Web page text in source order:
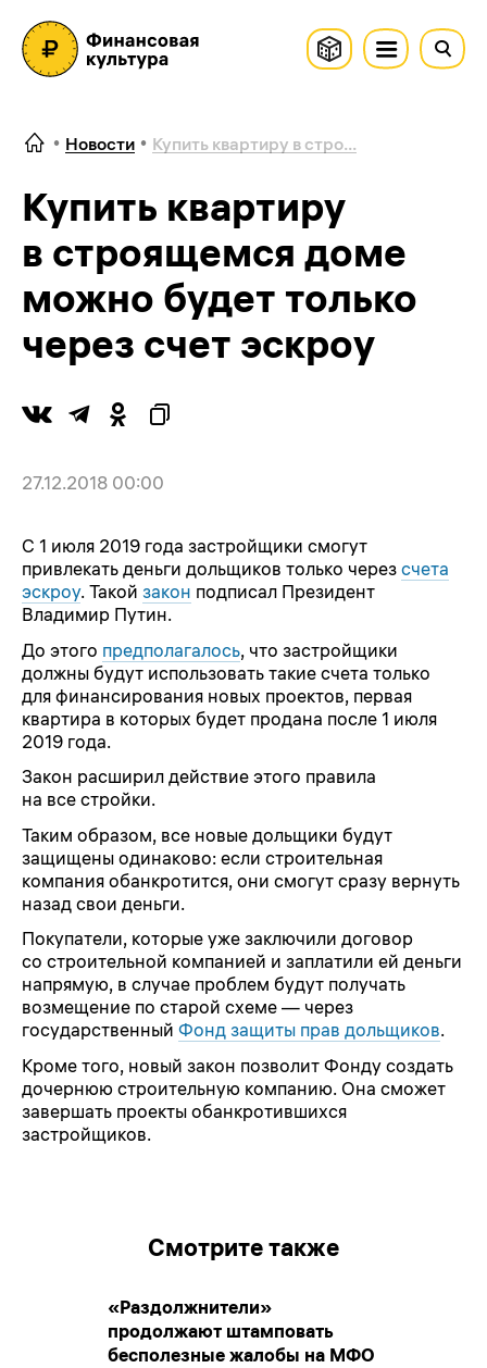
Новости Купить квартиру в стро...
Купить квартиру
в строящемся доме
можно будет только
через счет эскроу
27.12.2018 00:00
С 1 июля 2019 года застройщики смогут
привлекать деньги дольщиков только через счета
эскроу. Такой закон подписал Президент
Владимир Путин.
До этого предполагалось, что застройщики
должны будут использовать такие счета только
для финансирования новых проектов, первая
квартира в которых будет продана после 1 июля
2019 года.
Закон расширил действие этого правила
на все стройки.
Таким образом, все новые дольщики будут
защищены одинаково: если строительная
компания обанкротится, они смогут сразу вернуть
назад свои деньги.
Покупатели, которые уже заключили договор
со строительной компанией и заплатили ей деньги
напрямую, в случае проблем будут получать
возмещение по старой схеме — через
государственный Фонд защиты прав дольщиков.
Кроме того, новый закон позволит Фонду создать
дочернюю строительную компанию. Она сможет
завершать проекты обанкротившихся
застройщиков.
Смотрите также
«Раздолжнители»
продолжают штамповать
бесполезные жалобы на МФО